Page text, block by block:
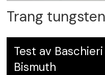
Trang tungsten
Test av
Bismuth